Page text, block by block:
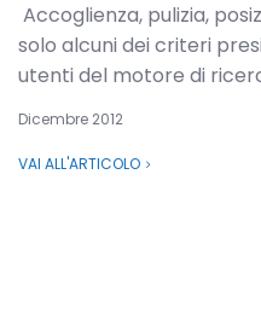
Accoglienza, pulizia,
solo alcuni dei criteri
utenti del motore di
Dicembre 2012
VAI ALL'ARTICOLO